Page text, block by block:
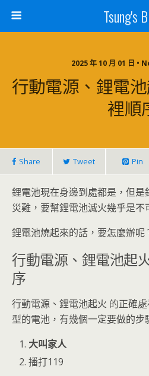
Tsung's
2025 年 10 月 01 日 •
行動電源、鋰電
裡順
Share Tweet Pin
鋰電池現在身邊到處都是，但
災難，要幫鋰電池滅火幾乎是不
鋰電池燒起來的話，要怎麼辦呢
行動電源、鋰電池起
序
行動電源、鋰電池起火 的正確
型的電池，有幾個一定要做的步
大叫家人
播打119